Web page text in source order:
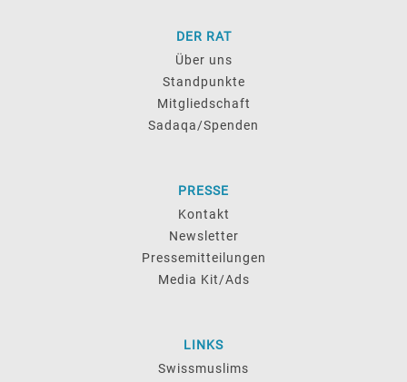
DER RAT
Über uns
Standpunkte
Mitgliedschaft
Sadaqa/Spenden
PRESSE
Kontakt
Newsletter
Pressemitteilungen
Media Kit/Ads
LINKS
Swissmuslims